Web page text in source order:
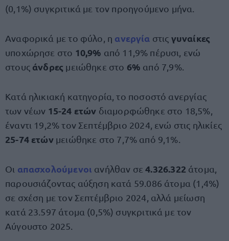
(0,1%) συγκριτικά με τον προηγούμενο μήνα.
Αναφορικά με το φύλο, η ανεργία στις γυναίκες
υποχώρησε στο 10,9% από 11,9% πέρυσι, ενώ
στους άνδρες μειώθηκε στο 6% από 7,9%.
Κατά ηλικιακή κατηγορία, το ποσοστό ανεργίας
των νέων 15-24 ετών διαμορφώθηκε στο 18,5%,
έναντι 19,2% τον Σεπτέμβριο 2024, ενώ στις ηλικίες
25-74 ετώνμειώθηκε στο 7,7% από 9,1%.
Οι απασχολούμενοι ανήλθαν σε4.326.322 άτομα,
παρουσιάζοντας αύξηση κατά 59.086 άτομα (1,4%)
σε σχέση με τον Σεπτέμβριο 2024, αλλά μείωση
κατά 23.597 άτομα (0,5%) συγκριτικά με τον
Αύγουστο 2025.